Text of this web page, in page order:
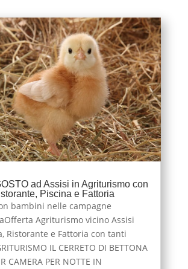
ad Assisi in Agriturismo con
Piscina e Fattoria
bambini nelle campagne
Agriturismo vicino Assisi
Ristorante e Fattoria con tanti
IL CERRETO DI BETTONA
CAMERA PER NOTTE IN